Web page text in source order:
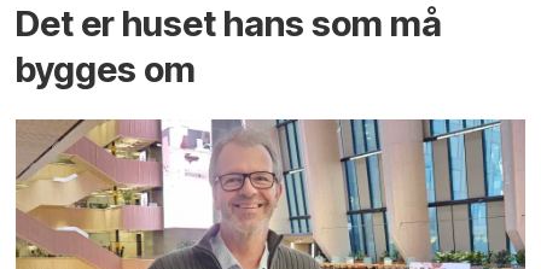
Det er huset hans som må
bygges om